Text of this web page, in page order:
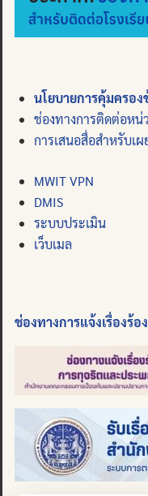
นโยบายการคุ้มครอ
ช่องทางการติดต่อหน่
การเสนอสื่อสำหรับเ
MWIT VPN
DMIS
ระบบประเมิน
เว็บเมล
ช่องทางการแจ้งเรื่องร้อ